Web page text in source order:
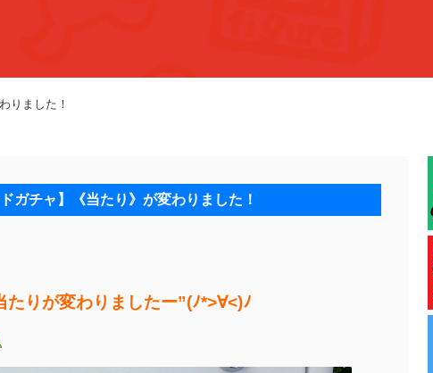
りました！
ガチャ】《当たり》が変わりました！
りが変わりましたー”(ﾉ*>∀<)ﾉ